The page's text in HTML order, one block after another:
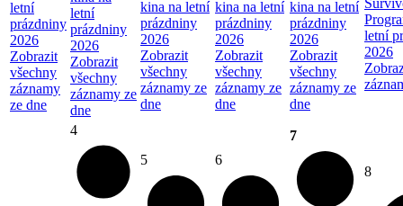
letní
prázdniny
2026
Zobrazit
všechny
záznamy
ze dne
letní
prázdniny
2026
Zobrazit
všechny
záznamy ze
dne
kina na letní
prázdniny
2026
Zobrazit
všechny
záznamy ze
dne
kina na letní
prázdniny
2026
Zobrazit
všechny
záznamy ze
dne
kina na letní
prázdniny
2026
Zobrazit
všechny
záznamy ze
dne
letní
2026
4
5 6
7
8